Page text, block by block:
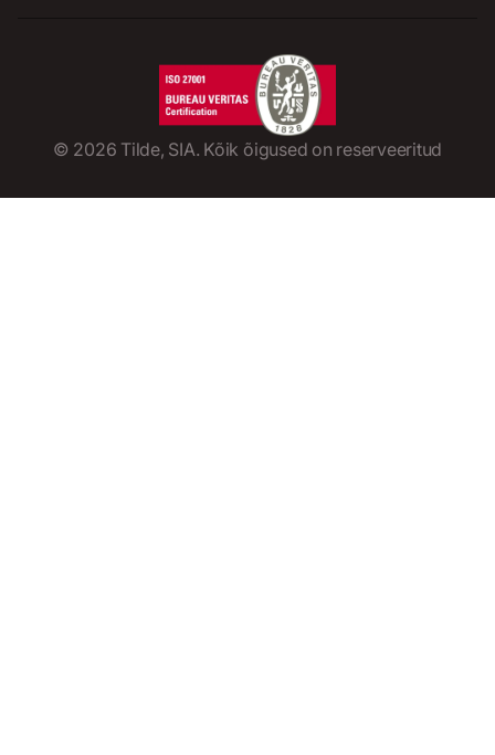
© 2026 Tilde, SIA. Kõik õigused on reserveeritud